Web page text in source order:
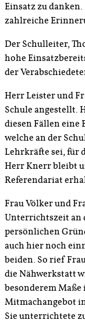
Einsatz zu
zahlreiche
Der Schulleiter,
hohe
der
Herr Leister und
Schule angestellt.
diesen Fällen eine
welche an der
Lehrkräfte sei, für
Herr Knerr bleibt
Referendariat
Frau Völker und
Unterrichtszeit an
persönlichen
auch hier noch
beiden. So rief
die Nähwerkstatt
besonderem
Mitmachangebot
Sie unterrichtete